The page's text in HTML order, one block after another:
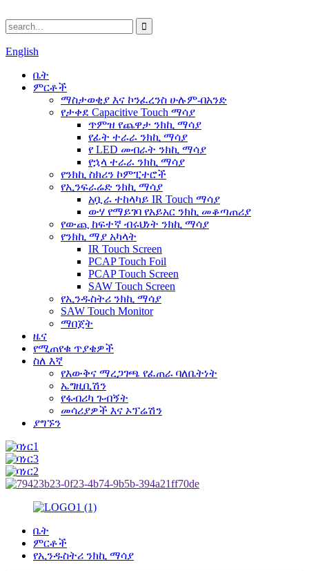
English
ቤት
ምርቶች
ማስታወቂያ እና ኮንፈረንስ ሁሉም-በአንድ
የታቀደ Capacitive Touch ማሳያ
ጥምዝ የጨዋታ ንክኪ ማሳያ
የፊት ተራራ ንክኪ ማሳያ
የ LED መብራት ንክኪ ማሳያ
የኋላ ተራራ ንክኪ ማሳያ
የንክኪ ስክሪን ኮምፒተሮች
የኢንፍራሬድ ንክኪ ማሳያ
አቧራ ተከላካይ IR Touch ማሳያ
ውሃ የማይገባ የአይአር ንክኪ መቆጣጠሪያ
የውጪ ከፍተኛ ብሩህነት ንክኪ ማሳያ
የንክኪ ማያ አካላት
IR Touch Screen
PCAP Touch Foil
PCAP Touch Screen
SAW Touch Screen
የኢንዱስትሪ ንክኪ ማሳያ
SAW Touch Monitor
ማበጀት
ዜና
የሚጠየቁ ጥያቄዎች
ስለ እኛ
የእውቅና ማረጋገጫ የፈጠራ ባለቤትነት
ኤግዚቢሽን
የፋብሪካ ጉብኝት
መሳሪያዎች እና ኦፕሬሽን
ያግኙን
ቤት
ምርቶች
የኢንዱስትሪ ንክኪ ማሳያ